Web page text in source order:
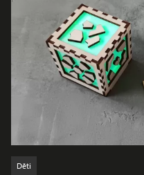
Děti